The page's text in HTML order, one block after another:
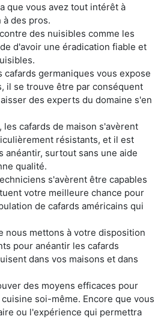
que vous avez tout intérêt à
des pros.
des nuisibles comme les
d'avoir une éradication fiable et
cafards germaniques vous expose
il se trouve être par conséquent
des experts du domaine s'en
les cafards de maison s'avèrent
résistants, et il est
anéantir, surtout sans une aide
qualité.
s'avèrent être capables
votre meilleure chance pour
de cafards américains qui
nous mettons à votre disposition
pour anéantir les cafards
dans vos maisons et dans
des moyens efficaces pour
soi-même. Encore que vous
ou l'expérience qui permettra